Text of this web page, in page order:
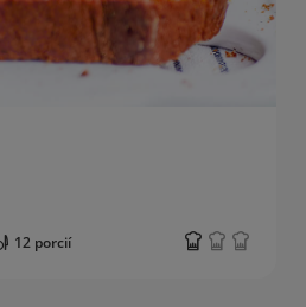
12 porcií